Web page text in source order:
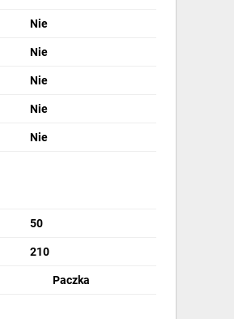
Nie
Nie
Nie
Nie
Nie
50
210
Paczka